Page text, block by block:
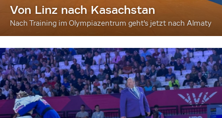
Von Linz nach Kasachstan
Nach Training im Olympiazentrum geht's jetzt nach Almaty